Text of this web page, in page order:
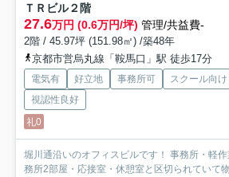
ＴＲビル２階
27.6万円 (0.6万円/坪) 管理/共益費-
2階 / 45.97坪 (151.98㎡) /築48年
京都市営烏丸線「鞍馬口」駅 徒歩17分
電気有 好立地 事務所可 スクール向け
視認性良好
礼0
堀川通沿いのオフィスビルです！ 事務所・軽
務所2部屋・応接室・休憩室と区切られていて